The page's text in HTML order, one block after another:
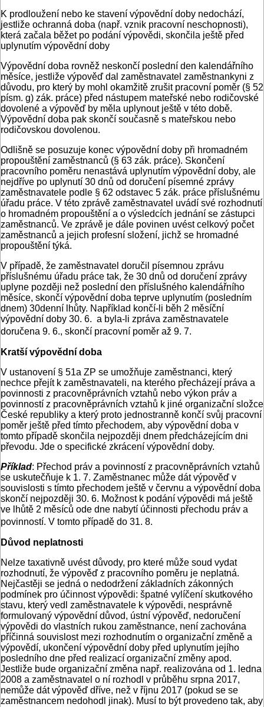
K prodloužení nebo ke stavení výpovědní doby nedochází,
jestliže ochranná doba (např. vznik pracovní neschopnosti),
která začala běžet po podání výpovědi, skončila ještě před
uplynutím výpovědní doby
Výpovědní doba rovněž neskončí poslední den kalendářního
měsíce, jestliže výpověď dal zaměstnavatel zaměstnankyni z
důvodu, pro který by mohl okamžitě zrušit pracovní poměr (§ 52
písm. g) zák. práce) před nástupem mateřské nebo rodičovské
dovolené a výpověď by měla uplynout ještě v této době.
Výpovědní doba pak skončí současně s mateřskou nebo
rodičovskou dovolenou.
Odlišně se posuzuje konec výpovědní doby při hromadném
propouštění zaměstnanců (§ 63 zák. práce). Skončení
pracovního poměru nenastává uplynutím výpovědní doby, ale
nejdříve po uplynutí 30 dnů od doručení písemné zprávy
zaměstnavatele podle § 62 odstavec 5 zák. práce příslušnému
úřadu práce. V této zprávě zaměstnavatel uvádí své rozhodnutí
o hromadném propouštění a o výsledcích jednání se zástupci
zaměstnanců. Ve zprávě je dále povinen uvést celkový počet
zaměstnanců a jejich profesní složení, jichž se hromadné
propouštění týká.
V případě, že zaměstnavatel doručil písemnou zprávu
příslušnému úřadu práce tak, že 30 dnů od doručení zprávy
uplyne později než poslední den příslušného kalendářního
měsíce, skončí výpovědní doba teprve uplynutím (posledním
dnem) 30denní lhůty. Například končí-li běh 2 měsíční
výpovědní doby 30. 6. a byla-li zpráva zaměstnavatele
doručena 9. 6., skončí pracovní poměr až 9. 7.
Kratší výpovědní doba
V ustanovení § 51a ZP se umožňuje zaměstnanci, který
nechce přejít k zaměstnavateli, na kterého přecházejí práva a
povinnosti z pracovněprávních vztahů nebo výkon práv a
povinností z pracovněprávních vztahů k jiné organizační složce
České republiky a který proto jednostranně končí svůj pracovní
poměr ještě před tímto přechodem, aby výpovědní doba v
tomto případě skončila nejpozději dnem předcházejícím dni
převodu. Jde o specifické zkrácení výpovědní doby.
Příklad: Přechod práv a povinností z pracovněprávních vztahů
se uskutečňuje k 1. 7. Zaměstnanec může dát výpověď v
souvislosti s tímto přechodem ještě v červnu a výpovědní doba
skončí nejpozději 30. 6. Možnost k podání výpovědi má ještě
ve lhůtě 2 měsíců ode dne nabytí účinnosti přechodu práv a
povinností. V tomto případě do 31. 8.
Důvod neplatnosti
Nelze taxativně uvést důvody, pro které může soud vydat
rozhodnutí, že výpověď z pracovního poměru je neplatná.
Nejčastěji se jedná o nedodržení základních zákonných
podmínek pro účinnost výpovědi: špatné vylíčení skutkového
stavu, který vedl zaměstnavatele k výpovědi, nesprávně
formulovaný výpovědní důvod, ústní výpověď, nedoručení
výpovědi do vlastních rukou zaměstnance, není zachována
příčinná souvislost mezi rozhodnutím o organizační změně a
výpovědí, ukončení výpovědní doby před uplynutím jejího
posledního dne před realizací organizační změny apod.
Jestliže bude organizační změna např. realizována od 1. ledna
2008 a zaměstnavatel o ní rozhodl v průběhu srpna 2017,
nemůže dát výpověď dříve, než v říjnu 2017 (pokud se se
zaměstnancem nedohodl jinak). Musí to být provedeno tak, aby